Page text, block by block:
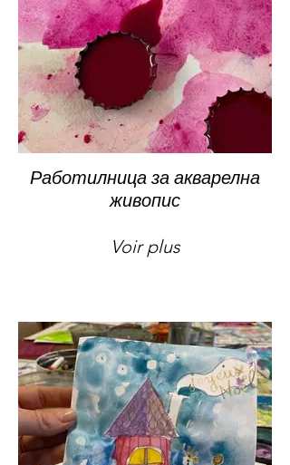
Работилница за акварелна
живопис
Voir plus